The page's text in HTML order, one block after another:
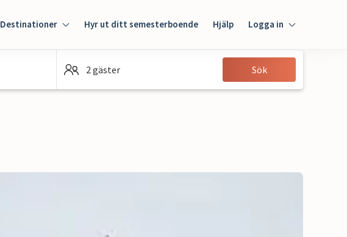
Destinationer Hyr ut ditt semesterboende Hjälp Logga in
Gäst
2 gäster Sök